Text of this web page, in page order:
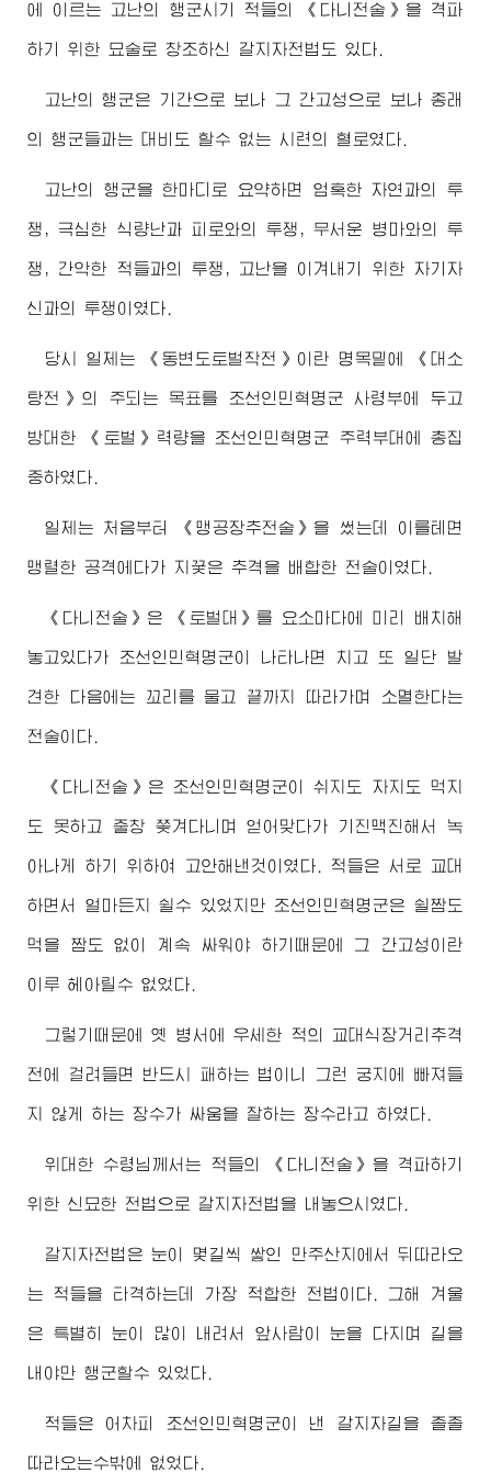
에 이르는 고난의 행군시기 적들의 《다니전술》을 격파
하기 위한 묘술로 창조하신 갈지자전법도 있다.
고난의 행군은 기간으로 보나 그 간고성으로 보나 종래
의 행군들과는 대비도 할수 없는 시련의 혈로였다.
고난의 행군을 한마디로 요약하면 엄혹한 자연과의 투
쟁, 극심한 식량난과 피로와의 투쟁, 무서운 병마와의 투
쟁, 간악한 적들과의 투쟁, 고난을 이겨내기 위한 자기자
신과의 투쟁이였다.
당시 일제는 《동변도토벌작전》이란 명목밑에 《대소
탕전》의 주되는 목표를 조선인민혁명군 사령부에 두고
방대한 《토벌》력량을 조선인민혁명군 주력부대에 총집
중하였다.
일제는 처음부터 《맹공장추전술》을 썼는데 이를테면
맹렬한 공격에다가 지꿎은 추격을 배합한 전술이였다.
《다니전술》은 《토벌대》를 요소마다에 미리 배치해
놓고있다가 조선인민혁명군이 나타나면 치고 또 일단 발
견한 다음에는 꼬리를 물고 끝까지 따라가며 소멸한다는
전술이다.
《다니전술》은 조선인민혁명군이 쉬지도 자지도 먹지
도 못하고 줄창 쫒겨다니며 얻어맞다가 기진맥진해서 녹
아나게 하기 위하여 고안해낸것이였다. 적들은 서로 교대
하면서 얼마든지 쉴수 있었지만 조선인민혁명군은 쉴짬도
먹을 짬도 없이 계속 싸워야 하기때문에 그 간고성이란
이루 헤아릴수 없었다.
그렇기때문에 옛 병서에 우세한 적의 교대식장거리추격
전에 걸려들면 반드시 패하는 법이니 그런 궁지에 빠져들
지 않게 하는 장수가 싸움을 잘하는 장수라고 하였다.
위대한 수령님께서는 적들의 《다니전술》을 격파하기
위한 신묘한 전법으로 갈지자전법을 내놓으시였다.
갈지자전법은 눈이 몇길씩 쌓인 만주산지에서 뒤따라오
는 적들을 타격하는데 가장 적합한 전법이다. 그해 겨울
은 특별히 눈이 많이 내려서 앞사람이 눈을 다지며 길을
내야만 행군할수 있었다.
적들은 어차피 조선인민혁명군이 낸 갈지자길을 졸졸
따라오는수밖에 없었다.